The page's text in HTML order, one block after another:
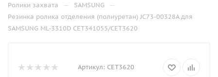
Ролики захвата — SAMSUNG —
Резинка ролика отделения (полиуретан) JC73-00328A для
SAMSUNG ML-3310D CET341055/CET3620
Артикул: CET3620